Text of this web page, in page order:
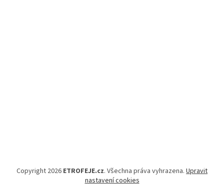
Copyright 2026 ETROFEJE.cz. Všechna práva vyhrazena. Upravit
nastavení cookies